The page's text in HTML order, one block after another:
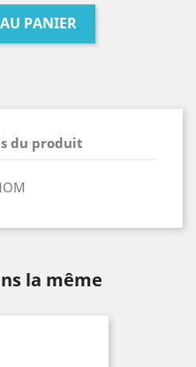
PANIER
du produit
la même